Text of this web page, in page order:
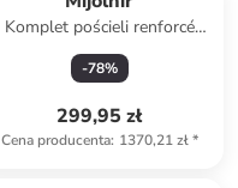
Komplet pościeli renforcé
"Leila" w kolorze kremowym
-78%
299,95 zł
Cena producenta: 1370,21 zł*